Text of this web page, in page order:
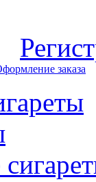
заказа